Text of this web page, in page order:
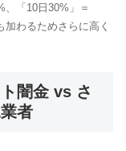
「10日30%」＝
わるためさらに高く
闇金 vs さ
者